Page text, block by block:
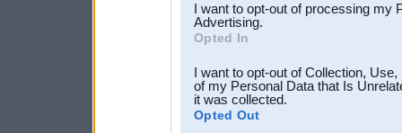
I want to opt-out of processing my
Advertising.
Opted In
I want to opt-out of Collection,
of my Personal Data that Is
it was collected.
Opted Out